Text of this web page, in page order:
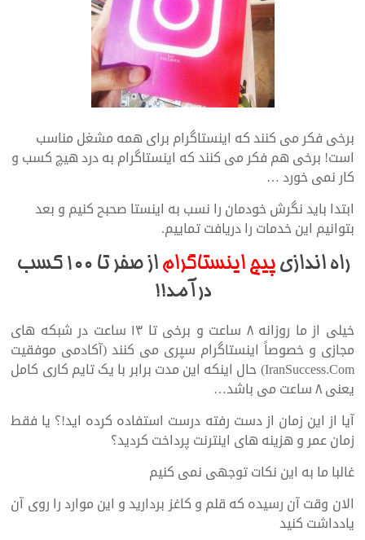
برخی فکر می کنند که اینستاگرام برای همه مشغل مناسب
است! برخی هم فکر می کنند که اینستاگرام به درد هیچ کسب و
کار نمی خورد …
ابتدا باید نگرش خودمان را نسب به اینستا صحبح کنیم و بعد
بتوانیم این خدمات را دریافت تماییم.
راه اندازیپیج اینستاگرام
از صفر تا ۱۰۰ کسب
درآمد!!
خیلی از ما روزانه ۸ ساعت و برخی تا ۱۳ ساعت در شبکه های
مجازی و خصوصاً اینستاگرام سپری می کنند (آکادمی موفقیت
IranSuccess.Com) حال اینکه این مدت برابر با یک تایم کاری کامل
یعنی ۸ ساعت می باشد…
آیا از این زمان از دست رفته درست استفاده کرده اید!؟ یا فقط
زمان عمر و هزینه های اینترنت پرداخت کردید؟
غالبا ما به این نکات توجهی نمی کنیم
الان وقت آن رسیده که قلم و کاغز بردارید و این موارد را روی آن
یادداشت کنید